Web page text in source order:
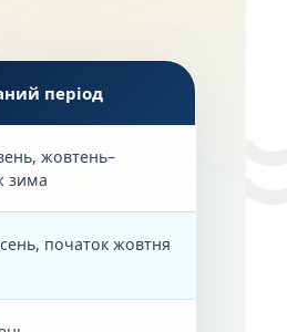
період
жовтень–
зима
початок жовтня